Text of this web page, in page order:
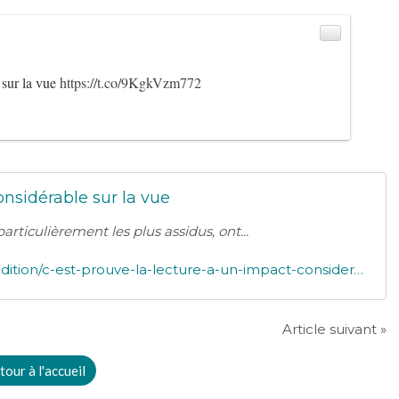
la vuehttps://t.co/9KgkVzm772
sur la vue
les plus assidus, ont...
https://www.actualitte.com/article/monde-edition/c-est-prouve-la-lecture-a-un-impact-considerable-sur-la-vue/90489
Article suivant »
à l'accueil